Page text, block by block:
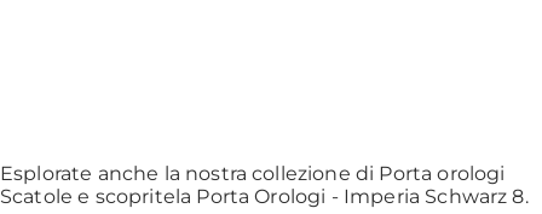
Esplorate anche la nostra collezione di Porta orologi
Scatole e scopritela Porta Orologi - Imperia Schwarz 8.